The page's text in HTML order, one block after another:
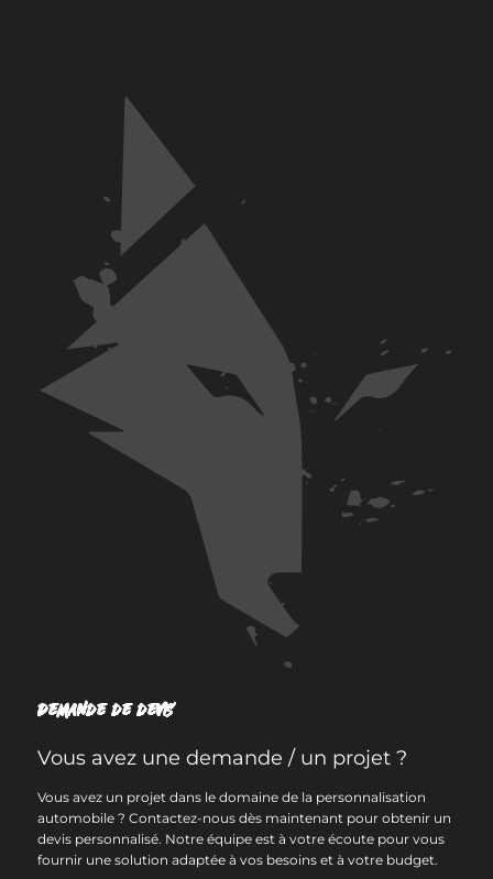
Demande de devis
Vous avez une demande / un projet ?
Vous avez un projet dans le domaine de la personnalisation
automobile ? Contactez-nous dès maintenant pour obtenir un
devis personnalisé. Notre équipe est à votre écoute pour vous
fournir une solution adaptée à vos besoins et à votre budget.